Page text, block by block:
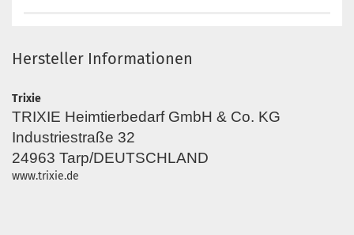
Hersteller Informationen
Trixie
TRIXIE Heimtierbedarf GmbH & Co. KG
Industriestraße 32
24963 Tarp/DEUTSCHLAND
www.trixie.de